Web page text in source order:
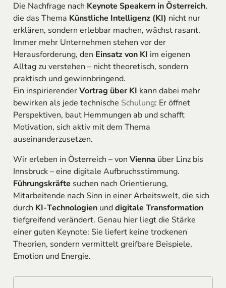
Die Nachfrage nach Keynote Speakern in Österreich,
die das Thema Künstliche Intelligenz (KI) nicht nur
erklären, sondern erlebbar machen, wächst rasant.
Immer mehr Unternehmen stehen vor der
Herausforderung, den Einsatz von KI im eigenen
Alltag zu verstehen – nicht theoretisch, sondern
praktisch und gewinnbringend.
Ein inspirierenderVortrag über KI kann dabei mehr
bewirken als jede technische Schulung: Er öffnet
Perspektiven, baut Hemmungen ab und schafft
Motivation, sich aktiv mit dem Thema
auseinanderzusetzen.
Wir erleben in Österreich – von Vienna über Linz bis
Innsbruck – eine digitale Aufbruchsstimmung.
Führungskräftesuchen nach Orientierung,
Mitarbeitende nach Sinn in einer Arbeitswelt, die sich
durch KI-Technologienunddigitale Transformation
tiefgreifend verändert. Genau hier liegt die Stärke
einer guten Keynote: Sie liefert keine trockenen
Theorien, sondern vermittelt greifbare Beispiele,
Emotion und Energie.